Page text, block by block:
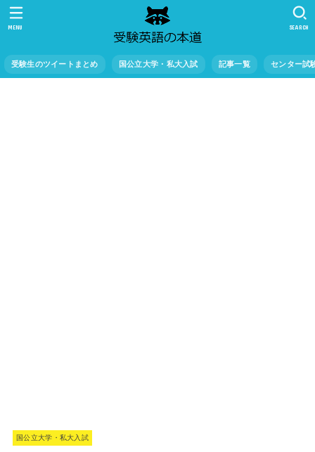
受験生のツイートまとめ 国公立大学・私大入試 記事一覧 センター試
SEARCH
MENU
国公立大学・私大入試